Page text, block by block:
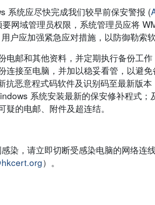
系统应尽快完成我们较早前保安警报 (
网域管理员权限，系统管理员应将
户应加强紧急应对措施，以防御勒索
电邮和其他资料，并定期执行备份工作
连接至电脑，并加以稳妥看管，以避
抗恶意程式码软件及识别码至最新版本
系统安装最新的保安修补程式；
疑的电邮、附件及超连结。
染，请立即切断受感染电脑的网络
）。